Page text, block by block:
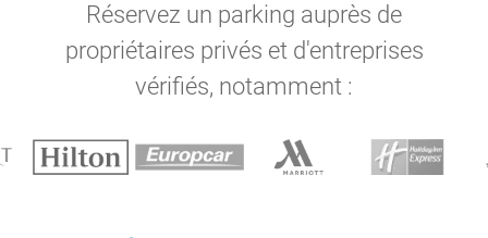
Réservez un parking auprès de
propriétaires privés et d'entreprises
vérifiés, notamment :